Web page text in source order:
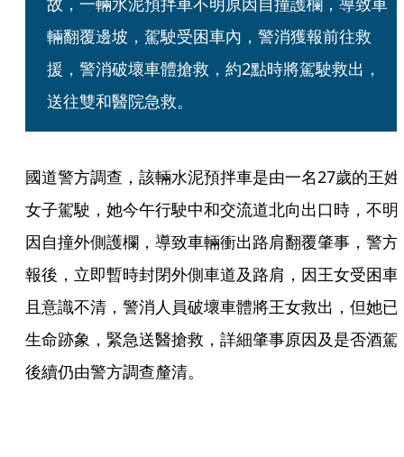
輛翻覆邊坡，駕駛受困車內，警消獲報前往救
援，警消破壞車體搶救，約2點時將駕駛救出，
送往雙和醫院急救。
國道警方調查，該輛水泥預拌車是由一名27歲的王姓
女子駕駛，她今午行駛中和交流道北向出口時，不明
因自撞外側護欄，導致車輛衝出路肩翻覆肇事，警方
報後，立即暫時封閉外側車道及路肩，因王女受困車
且意識不清，警消人員破壞車體將王女救出，但她已
生命跡象，緊急送醫搶救，詳細肇事原因及是否酒駕
後續仍由警方調查釐清。